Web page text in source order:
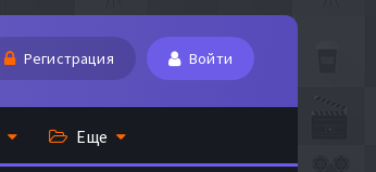
Регистрация Войти
Еще